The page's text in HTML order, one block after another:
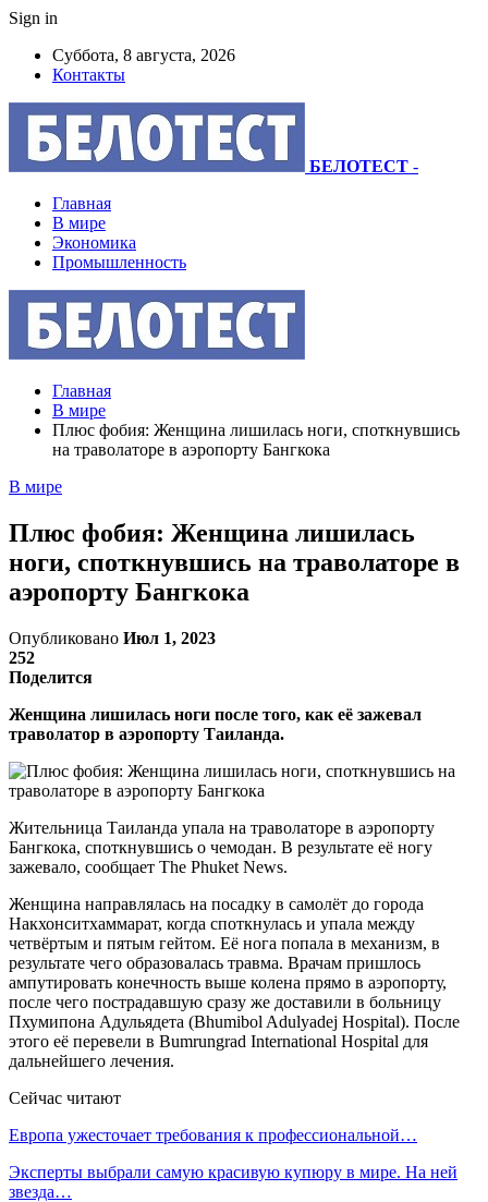
Sign in
Суббота, 8 августа, 2026
Контакты
БЕЛОТЕСТ -
Главная
В мире
Экономика
Промышленность
Главная
В мире
Плюс фобия: Женщина лишилась ноги, споткнувшись
на траволаторе в аэропорту Бангкока
В мире
Плюс фобия: Женщина лишилась
ноги, споткнувшись на траволаторе в
аэропорту Бангкока
Опубликовано Июл 1, 2023
252
Поделится
Женщина лишилась ноги после того, как её зажевал
траволатор в аэропорту Таиланда.
Жительница Таиланда упала на траволаторе в аэропорту
Бангкока, споткнувшись о чемодан. В результате её ногу
зажевало, сообщает The Phuket News.
Женщина направлялась на посадку в самолёт до города
Накхонситхаммарат, когда споткнулась и упала между
четвёртым и пятым гейтом. Её нога попала в механизм, в
результате чего образовалась травма. Врачам пришлось
ампутировать конечность выше колена прямо в аэропорту,
после чего пострадавшую сразу же доставили в больницу
Пхумипона Адульядета (Bhumibol Adulyadej Hospital). После
этого её перевели в Bumrungrad International Hospital для
дальнейшего лечения.
Сейчас читают
Европа ужесточает требования к профессиональной…
Эксперты выбрали самую красивую купюру в мире. На ней
звезда…